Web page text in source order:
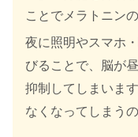
ことでメラトニン
夜に照明やスマホ
びることで、脳が
抑制してしまいま
なくなってしまうの